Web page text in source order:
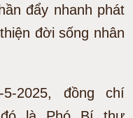
đẩy nhanh phát
đời sống nhân
2025, đồng chí